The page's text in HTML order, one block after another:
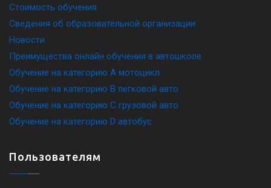
Стоимость обучения
Сведения об образовательной организации
Новости
Преимущества онлайн обучения в автошколе
Обучение на категорию A мотоцикл
Обучение на категорию B легковой авто
Обучение на категорию C грузовой авто
Обучение на категорию D автобус
Пользователям